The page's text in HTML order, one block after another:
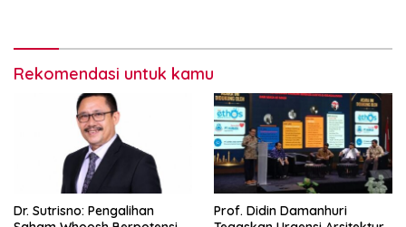
Rekomendasi untuk kamu
Dr. Sutrisno: Pengalihan
Prof. Didin Damanhuri